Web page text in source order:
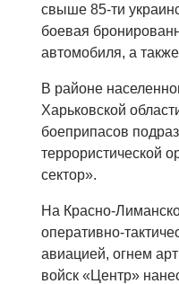
свыше 85-ти
боевая
автомобиля, а
В районе
Харьковской
боеприпасов
террористической
сектор».
На Красно-
оперативно-
авиацией, огнем
войск «Центр»